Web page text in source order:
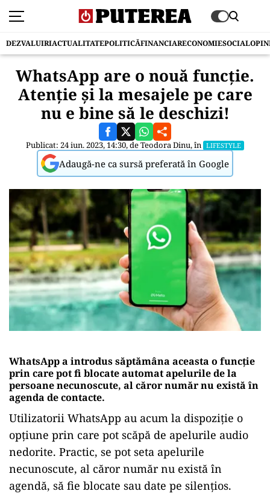
DEZVALUIRIACTUALITATEPOLITICĂFINANCIARECONOMIESOCIAL
WhatsApp are o nouă funcție.
Atenție și la mesajele pe care
nu e bine să le deschizi!
Publicat: 24 iun. 2023, 14:30, deTeodora Dinu, în LIFESTYLE
Adaugă-ne ca sursă preferată în Google
WhatsApp a introdus săptămâna aceasta o funcție
prin care pot fi blocate automat apelurile de la
persoane necunoscute, al căror număr nu există în
agenda de contacte.
Utilizatorii WhatsApp au acum la dispoziție o
opțiune prin care pot scăpă de apelurile audio
nedorite. Practic, se pot seta apelurile
necunoscute, al căror număr nu există în
agendă, să fie blocate sau date pe silențios.